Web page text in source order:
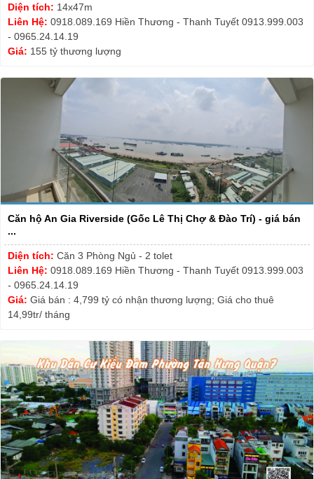
Diện tích: 14x47m
Liên Hệ: 0918.089.169 Hiền Thương - Thanh Tuyết 0913.999.003
- 0965.24.14.19
Giá: 155 tỷ thương lượng
Căn hộ An Gia Riverside (Gốc Lê Thị Chợ & Đào Trí) - giá bán
...
Diện tích: Căn 3 Phòng Ngủ - 2 tolet
Liên Hệ: 0918.089.169 Hiền Thương - Thanh Tuyết 0913.999.003
- 0965.24.14.19
Giá: Giá bán : 4,799 tỷ có nhận thương lượng; Giá cho thuê
14,99tr/ tháng